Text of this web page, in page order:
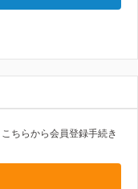
ちらから会員登録手続き